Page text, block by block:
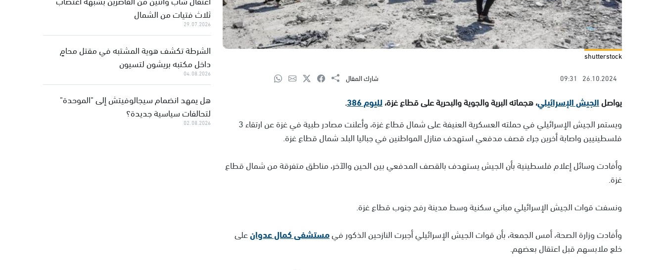
shutterstock
26.10.2024
09:31 شارك المقال
يواصلالجيش الإسرائيلي، هجماته البرية والجوية والبحرية على قطاع غزة،لليوم 386
.
ويستمر الجيش الإسرائيلي في حملته العسكرية العنيفة على شمال قطاع غزة، وأعلنت مصادر طبية في غزة عن ارتقاء 3
فلسطينيين واصابة أخرين جراء قصف مدفعي استهدف منازل المواطنين في جباليا البلد شمال قطاع غزة.
وأفادت وسائل إعلام فلسطينية بأن الجيش يستهدف بالقصف المدفعي بين الحين والآخر، مناطق متفرقة من شمال قطاع
غزة.
ونسفت قوات الجيش الإسرائيلي مباني سكنية وسط مدينة رفح جنوب قطاع غزة.
وأفادت وزارة الصحة، أمس الجمعة، بأن قوات الجيش الإسرائيلي أجبرت النازحين الذكور فيمستشفى كمال عدوانعلى
خلع ملابسهم قبل اعتقال بعضهم.
ثلاث فتيات من الشمال
29.07.2026
الشرطة تكشف هوية المشتبه في مقتل محامٍ
داخل مكتبه بريشون لتسيون
04.08.2026
هل يمهد انضمام سيجالوفيتش إلى "الموحدة"
لتحالفات سياسية جديدة؟
02.08.2026